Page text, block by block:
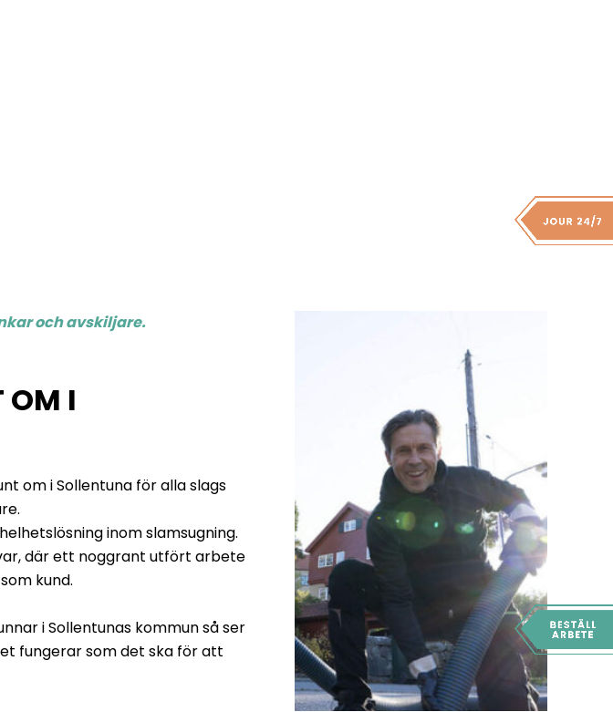
och avskiljare.
OM I
om i Sollentuna för alla slags
inom slamsugning.
där ett noggrant utfört arbete
kund.
i Sollentunas kommun så ser
fungerar som det ska för att